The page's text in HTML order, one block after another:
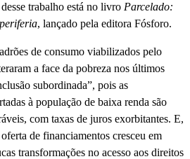
trabalho está no livro Parcelado:
, lançado pela editora Fósforo.
de consumo viabilizados pelo
a face da pobreza nos últimos
subordinada”, pois as
à população de baixa renda são
com taxas de juros exorbitantes. E,
de financiamentos cresceu em
transformações no acesso aos direitos